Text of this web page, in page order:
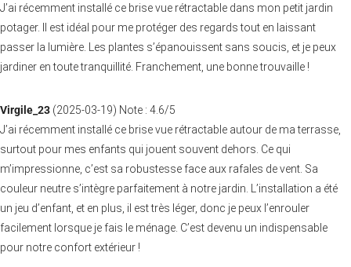
J’ai récemment installé ce brise vue rétractable dans mon petit jardin
potager. Il est idéal pour me protéger des regards tout en laissant
passer la lumière. Les plantes s’épanouissent sans soucis, et je peux
jardiner en toute tranquillité. Franchement, une bonne trouvaille !
Virgile_23 (2025-03-19) Note : 4.6/5
J’ai récemment installé ce brise vue rétractable autour de ma terrasse,
surtout pour mes enfants qui jouent souvent dehors. Ce qui
m’impressionne, c’est sa robustesse face aux rafales de vent. Sa
couleur neutre s’intègre parfaitement à notre jardin. L’installation a été
un jeu d’enfant, et en plus, il est très léger, donc je peux l’enrouler
facilement lorsque je fais le ménage. C’est devenu un indispensable
pour notre confort extérieur !